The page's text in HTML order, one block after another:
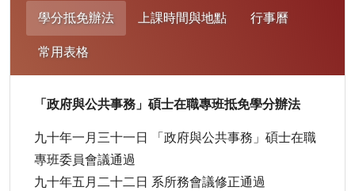
學分抵免辦法 上課時間與地點 行事曆
常用表格
「政府與公共事務」碩士在職專班抵免學分辦法
九十年一月三十一日 「政府與公共事務」碩士在職
專班委員會議通過
九十年五月二十二日 系所務會議修正通過